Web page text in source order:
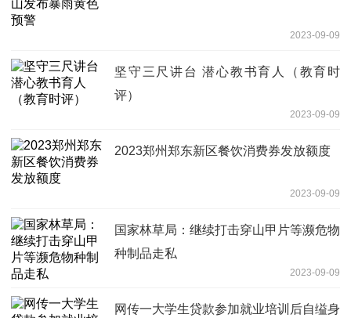
2023-09-09
坚守三尺讲台 潜心教书育人（教育时
评）
2023-09-09
2023郑州郑东新区餐饮消费券发放额度
2023-09-09
国家林草局：继续打击穿山甲片等濒危物
种制品走私
2023-09-09
网传一大学生贷款参加就业培训后自缢身